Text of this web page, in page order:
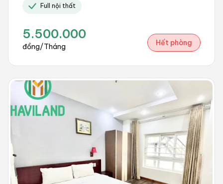
Full nội thất
5.500.000
đồng/Tháng Hết phòng